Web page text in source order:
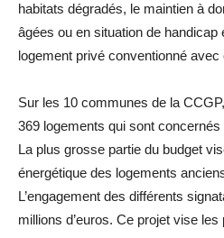
habitats dégradés, le maintien à
âgées ou en situation de handicap
logement privé conventionné
Sur les 10 communes de la
369 logements qui sont
La plus grosse partie du budget
énergétique des logements
L’engagement des différents
millions d’euros. Ce projet vise